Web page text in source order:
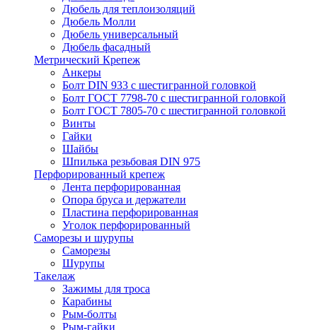
Дюбель для теплоизоляций
Дюбель Молли
Дюбель универсальный
Дюбель фасадный
Метрический Крепеж
Анкеры
Болт DIN 933 с шестигранной головкой
Болт ГОСТ 7798-70 с шестигранной головкой
Болт ГОСТ 7805-70 с шестигранной головкой
Винты
Гайки
Шайбы
Шпилька резьбовая DIN 975
Перфорированный крепеж
Лента перфорированная
Опора бруса и держатели
Пластина перфорированная
Уголок перфорированный
Саморезы и шурупы
Саморезы
Шурупы
Такелаж
Зажимы для троса
Карабины
Рым-болты
Рым-гайки